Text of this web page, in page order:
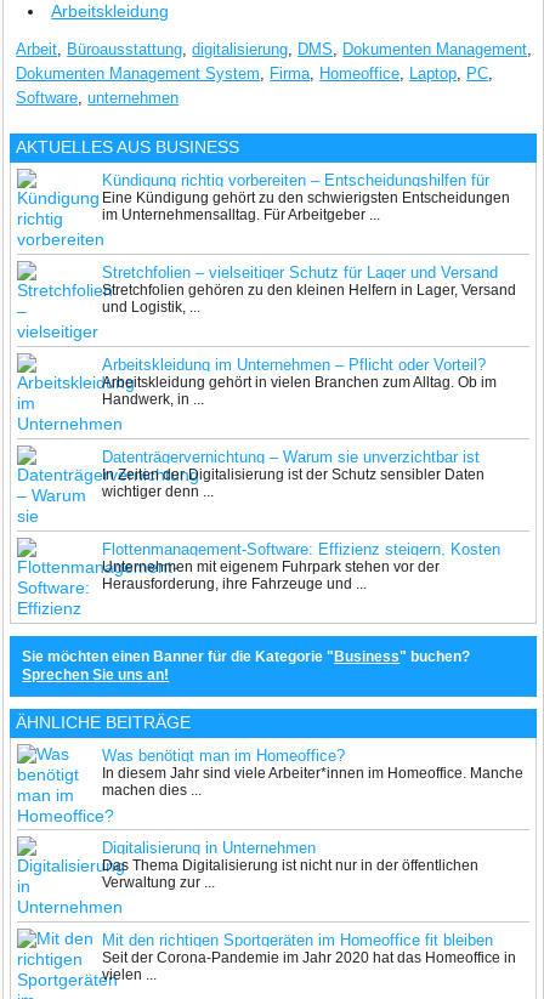
Arbeitskleidung
Arbeit, Büroausstattung,digitalisierung, DMS, Dokumenten Management,
Dokumenten Management System, Firma, Homeoffice, Laptop, PC,
Software,unternehmen
AKTUELLES AUS BUSINESS
Kündigung richtig vorbereiten – Entscheidungshilfen für
Arbeitgeber
Eine Kündigung gehört zu den schwierigsten Entscheidungen
im Unternehmensalltag. Für Arbeitgeber ...
Stretchfolien – vielseitiger Schutz für Lager und Versand
Stretchfolien gehören zu den kleinen Helfern in Lager, Versand
und Logistik, ...
Arbeitskleidung im Unternehmen – Pflicht oder Vorteil?
Arbeitskleidung gehört in vielen Branchen zum Alltag. Ob im
Handwerk, in ...
Datenträgervernichtung – Warum sie unverzichtbar ist
In Zeiten der Digitalisierung ist der Schutz sensibler Daten
wichtiger denn ...
Flottenmanagement-Software: Effizienz steigern, Kosten
senken und den Fuhrpark optimal steuern
Unternehmen mit eigenem Fuhrpark stehen vor der
Herausforderung, ihre Fahrzeuge und ...
Sie möchten einen Banner für die Kategorie " Business" buchen?
Sprechen Sie uns an!
ÄHNLICHE BEITRÄGE
Was benötigt man im Homeoffice?
In diesem Jahr sind viele Arbeiter*innen im Homeoffice. Manche
machen dies ...
Digitalisierung in Unternehmen
Das Thema Digitalisierung ist nicht nur in der öffentlichen
Verwaltung zur ...
Mit den richtigen Sportgeräten im Homeoffice fit bleiben
Seit der Corona-Pandemie im Jahr 2020 hat das Homeoffice in
vielen ...